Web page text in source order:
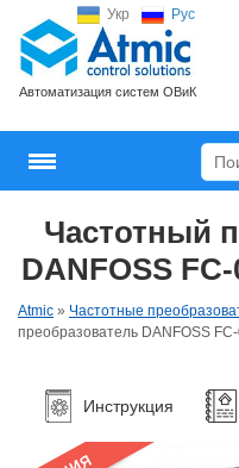
Укр Рус
Автоматизация систем ОВиК
Частотный
DANFOSS
Atmic » Частотные
преобразователь DANFOSS
Инструкция